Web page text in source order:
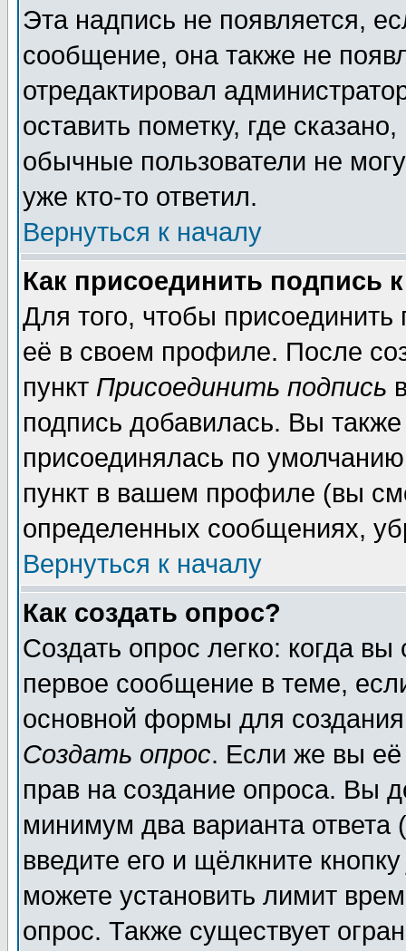
Эта надпись не появляется,
сообщение, она также не
отредактировал
оставить пометку, где
обычные пользователи не
уже кто-то ответил.
Вернуться к началу
Как присоединить подпись
Для того, чтобы
её в своем профиле. После
пункт Присоединить подпись
подпись добавилась. Вы
присоединялась по
пункт в вашем профиле (вы
определенных сообщениях,
Вернуться к началу
Как создать опрос?
Создать опрос легко: когда
первое сообщение в теме,
основной формы для
Создать опрос. Если же вы её
прав на создание опроса. Вы
минимум два варианта ответа
введите его и щёлкните
можете установить лимит
опрос. Также существует